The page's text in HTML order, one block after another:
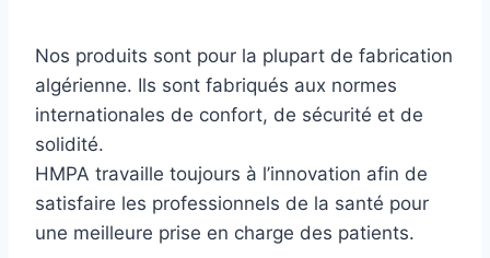
Nos produits sont pour la plupart de fabrication
algérienne. Ils sont fabriqués aux normes
internationales de confort, de sécurité et de
solidité.
HMPA travaille toujours à l’innovation afin de
satisfaire les professionnels de la santé pour
une meilleure prise en charge des patients.